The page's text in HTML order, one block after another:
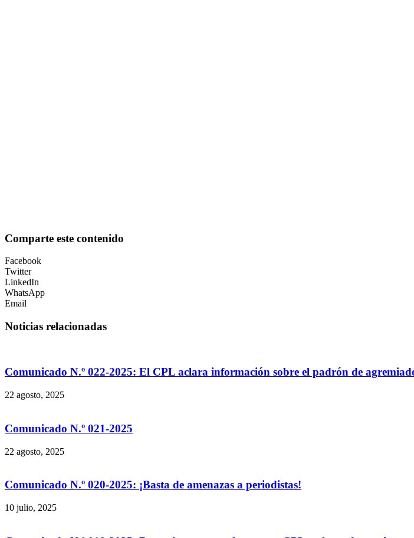
Comparte este contenido
Facebook
Twitter
LinkedIn
WhatsApp
Email
Noticias relacionadas
Comunicado N.º 022-2025: El CPL aclara información sobre el padrón de
22 agosto, 2025
Comunicado N.º 021-2025
22 agosto, 2025
Comunicado N.º 020-2025: ¡Basta de amenazas a periodistas!
10 julio, 2025